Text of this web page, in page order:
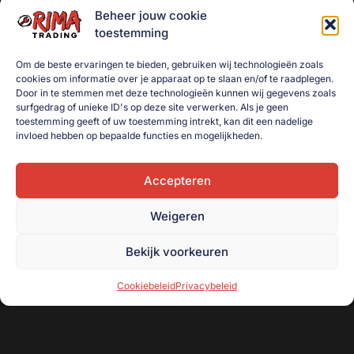
Beheer jouw cookie
toestemming
Om de beste ervaringen te bieden, gebruiken wij technologieën zoals
cookies om informatie over je apparaat op te slaan en/of te raadplegen.
Door in te stemmen met deze technologieën kunnen wij gegevens zoals
surfgedrag of unieke ID's op deze site verwerken. Als je geen
toestemming geeft of uw toestemming intrekt, kan dit een nadelige
invloed hebben op bepaalde functies en mogelijkheden.
Accepteren
Weigeren
Bekijk voorkeuren
CookiebeleidPrivacybeleid
Kruissleutel 13/16″ 17-19-
22mm
Hulpkoppeling met sleuf
€ 4,50
Toevoegen aan
winkelwagen